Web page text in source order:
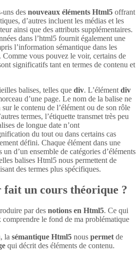
uns des nouveaux éléments Html5 offrant
d’autres incluent les médias et les
ainsi que des attributs supplémentaires.
dans l’html5 fournit également une
l’information sémantique dans les
Comme vous pouvez le voir, certains de
significatifs tant en termes de contenu et
balises, telles que div. L’élément div
d’une page. Le nom de la balise ne
le contenu de l’élément ou de son rôle
termes, l’étiquette transmet très peu
de longue date n’ont
du tout ou dans certains cas
défini. Chaque élément dans une
un d’un ensemble de catégories d’éléments
balises Html5 nous permettent de
des termes plus spécifiques.
un cours théorique ?
par des notions en Html5. Ce qui
comprendre le fond de ma problématique
la sémantique Html5 nous permet de
qui décrit des éléments de contenu.